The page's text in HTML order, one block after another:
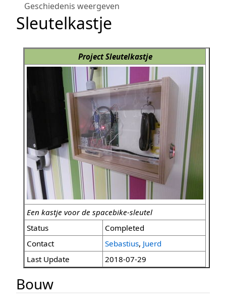
Geschiedenis weergeven
Sleutelkastje
Project Sleutelkastje
Een kastje voor de spacebike-sleutel
Status
Completed
Contact
Sebastius, Juerd
Last Update
2018-07-29
Bouw